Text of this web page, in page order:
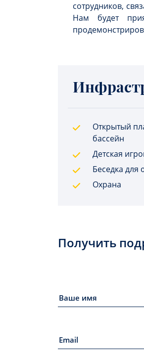
сотрудников,
Нам будет
Открытый
бассейн
Детская
Беседка для
Охрана
Получить